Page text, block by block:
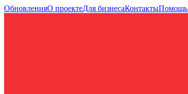
ОбновленияО проектеДля бизнесаКонтактыПомощь